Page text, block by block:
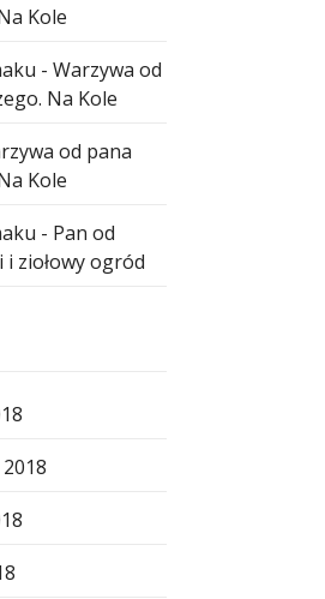
Kole
-Warzywa od
Na Kole
od pana
Kole
- Pan od
i ziołowy ogród